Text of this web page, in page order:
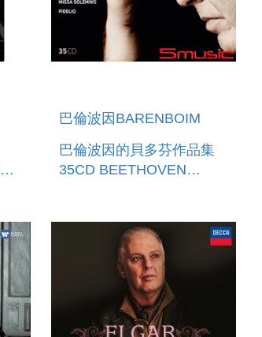
巴倫波因BARENBOIM
巴倫波因的貝多芬作品集
35CD BEETHOVEN